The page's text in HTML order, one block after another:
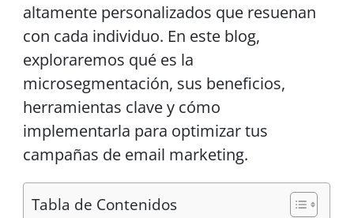
altamente personalizados que resuenan
con cada individuo. En este blog,
exploraremos qué es la
microsegmentación, sus beneficios,
herramientas clave y cómo
implementarla para optimizar tus
campañas de email marketing.
Tabla de Contenidos